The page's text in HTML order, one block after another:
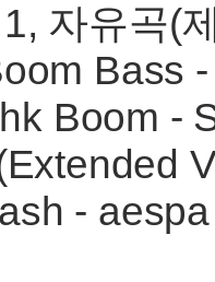
자유곡(
Bass
-
aespa